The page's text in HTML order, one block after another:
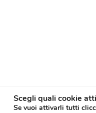
Scegli quali cookie
Se vuoi attivarli tutti